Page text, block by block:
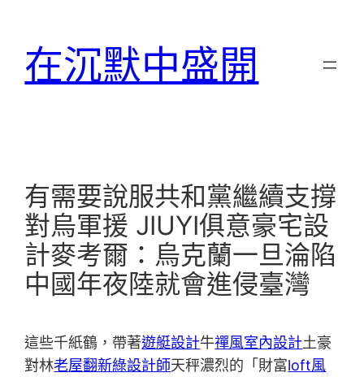
在沉默中盛開
有需要說服共和黨繼續支撐
對烏軍援 JIUYI俱意豪宅設
計麥考爾：烏克蘭一旦淪陷
中國年夜陸就會進侵臺灣
這些千紙鶴，帶著遊艇設計牛禪風室內設計土豪
對林老屋翻新綠設計師天秤濃烈的「財富loft風